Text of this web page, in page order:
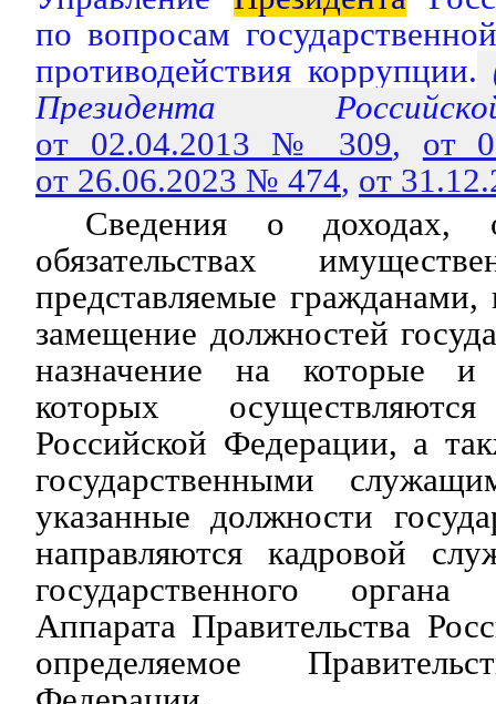
по вопросам
противодействия коррупции.
Президента
от 02.04.2013 № 309, от
от 26.06.2023 № 474, от
Сведения о
обязательствах
представляемые
замещение должностей
назначение на которые и
которых
Российской Федерации, а
государственными
указанные должности
направляются кадровой
государственного
Аппарата Правительства
определяемое